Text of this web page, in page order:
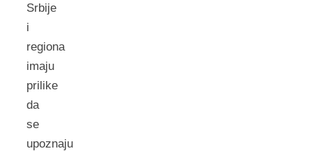
Srbije
i
regiona
imaju
prilike
da
se
upoznaju